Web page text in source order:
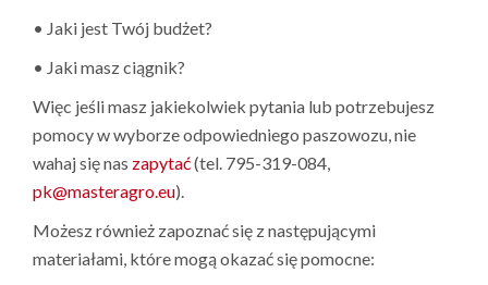
• Jaki jest Twój budżet?
• Jaki masz ciągnik?
Więc jeśli masz jakiekolwiek pytania lub potrzebujesz
pomocy w wyborze odpowiedniego paszowozu, nie
wahaj się nas zapytać(tel. 795-319-084,
pk@masteragro.eu).
Możesz również zapoznać się z następującymi
materiałami, które mogą okazać się pomocne: